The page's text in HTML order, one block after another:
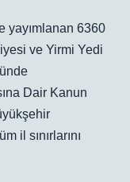
yayımlanan 6360
ve Yirmi Yedi
Dair Kanun
il sınırlarını